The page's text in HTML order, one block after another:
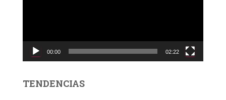
c
d
00:00 02:22
TENDENCIAS